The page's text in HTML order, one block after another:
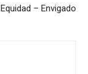
Equidad – Envigado